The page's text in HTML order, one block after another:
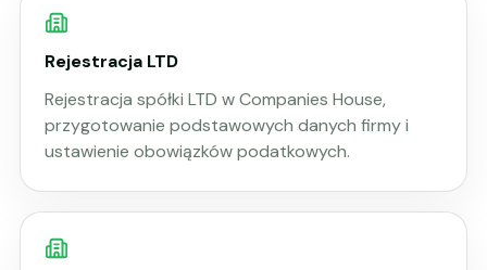
Rejestracja LTD
Rejestracja spółki LTD w Companies House,
przygotowanie podstawowych danych firmy i
ustawienie obowiązków podatkowych.